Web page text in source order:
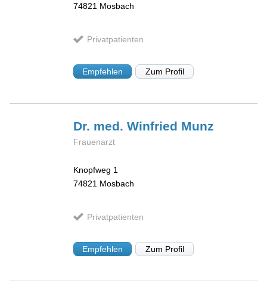
74821 Mosbach
Privatpatienten
Empfehlen Zum Profil
Dr. med. Winfried Munz
Frauenarzt
Knopfweg 1
74821 Mosbach
Privatpatienten
Empfehlen Zum Profil